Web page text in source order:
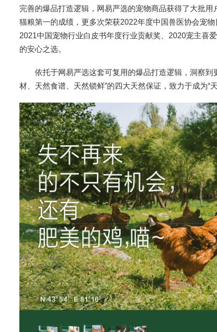
完善的爆品打造逻辑，网易严选的宠物商品获得了大批
猫粮第一的成绩，更多次荣获2022年度中国兽医协会宠
2021中国宠物行业白皮书年度行业贡献奖、2020宠主喜
的安心之选。
依托于网易严选这套可复用的爆品打造逻辑，洞察到
材、天然食谱、天然锁鲜”的四大天然保证，致力于成为“